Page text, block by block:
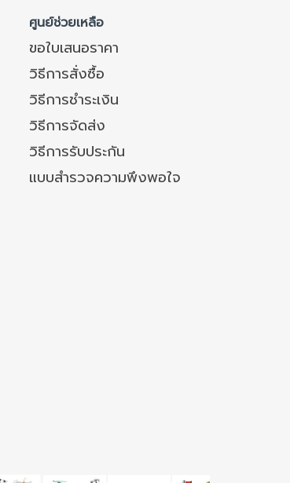
ศูนย์ช่วยเหลือ
ขอใบเสนอราคา
วิธีการสั่งซื้อ
วิธีการชำระเงิน
วิธีการจัดส่ง
วิธีการรับประกัน
แบบสำรวจความพึงพอใจ